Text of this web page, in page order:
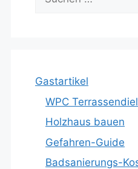
nach:
Gastartikel
WPC
Holzhaus bauen
Gefahren-Guide
Badsanierungs-